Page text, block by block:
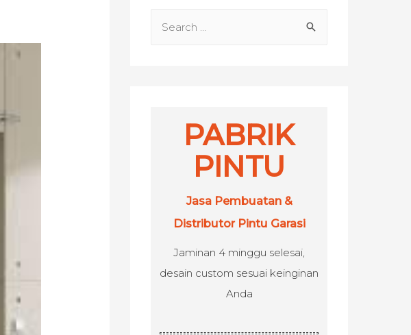
PABRIK
PINTU
Jasa Pembuatan &
Distributor Pintu Garasi
Jaminan 4 minggu selesai,
desain custom sesuai keinginan
Anda